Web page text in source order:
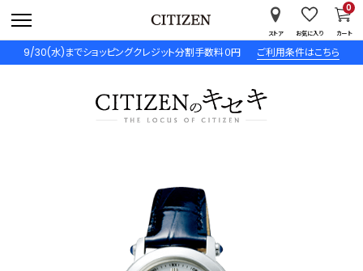
9/30(水)までショッピングクレジット分割手数料０円 ご利用条件はこちら
ストア お気に入り カート
0